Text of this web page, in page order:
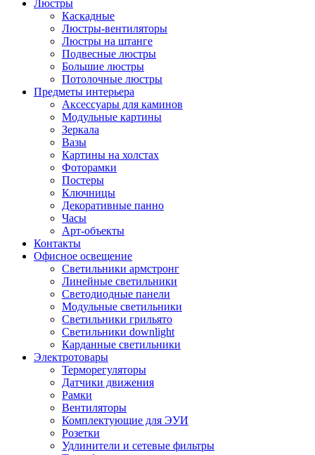
Люстры
Каскадные
Люстры-вентиляторы
Люстры на штанге
Подвесные люстры
Большие люстры
Потолочные люстры
Предметы интерьера
Аксессуары для каминов
Модульные картины
Зеркала
Вазы
Картины на холстах
Фоторамки
Постеры
Ключницы
Декоративные панно
Часы
Арт-объекты
Контакты
Офисное освещение
Светильники армстронг
Линейные светильники
Светодиодные панели
Модульные светильники
Светильники грильято
Светильники downlight
Карданные светильники
Электротовары
Терморегуляторы
Датчики движения
Рамки
Вентиляторы
Комплектующие для ЭУИ
Розетки
Удлинители и сетевые фильтры